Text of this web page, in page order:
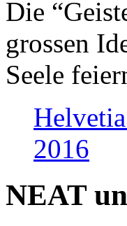
Die
grossen
Seele
2016
NEAT